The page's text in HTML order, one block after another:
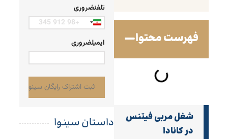
فهرست محتوا
شغل مربی فیتنس
در کانادا
تلفنضروری
Iran
ایمیلضروری
داستان سینوا